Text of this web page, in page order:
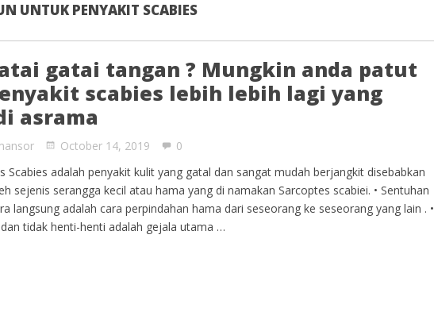
UNTUK PENYAKIT SCABIES
gatai tangan ? Mungkin anda patut
scabies lebih lebih lagi yang
asrama
October 14, 2019
0
Scabies adalah penyakit kulit yang gatal dan sangat mudah berjangkit disebabkan
sejenis serangga kecil atau hama yang di namakan Sarcoptes scabiei. • Sentuhan
langsung adalah cara perpindahan hama dari seseorang ke seseorang yang lain . •
tidak henti-henti adalah gejala utama …